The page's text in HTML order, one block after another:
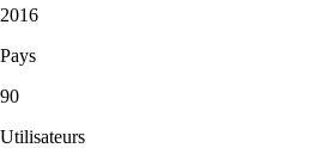
2016
Pays
90
Utilisateurs